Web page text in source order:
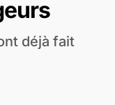
déjà fait